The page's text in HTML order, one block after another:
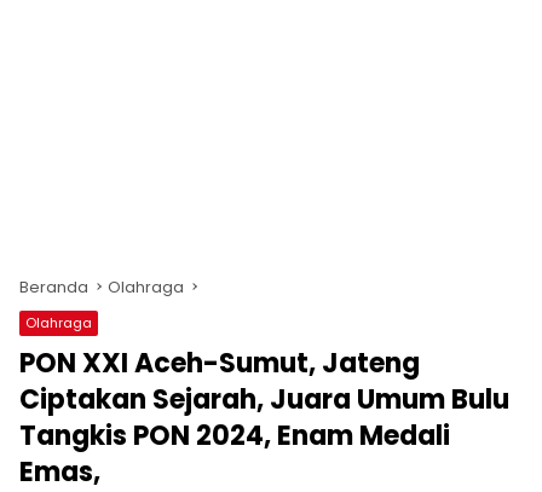
Beranda Olahraga
Olahraga
PON XXI Aceh-Sumut, Jateng
Ciptakan Sejarah, Juara Umum Bulu
Tangkis PON 2024, Enam Medali
Emas,